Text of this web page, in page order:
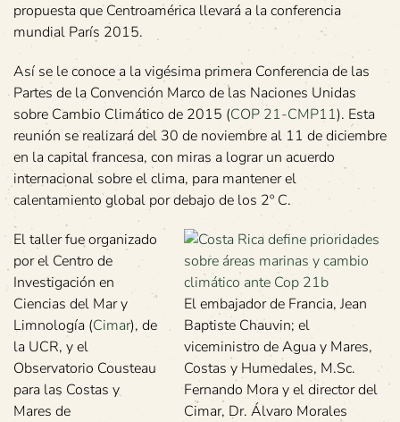
propuesta que Centroamérica llevará a la conferencia
mundial París 2015.
Así se le conoce a la vigésima primera Conferencia de las
Partes de la Convención Marco de las Naciones Unidas
sobre Cambio Climático de 2015 (COP 21-CMP11). Esta
reunión se realizará del 30 de noviembre al 11 de diciembre
en la capital francesa, con miras a lograr un acuerdo
internacional sobre el clima, para mantener el
calentamiento global por debajo de los 2º C.
El embajador de Francia, Jean
Baptiste Chauvin; el
viceministro de Agua y Mares,
Costas y Humedales, M.Sc.
Fernando Mora y el director del
Cimar, Dr. Álvaro Morales
El taller fue organizado
por el Centro de
Investigación en
Ciencias del Mar y
Limnología (Cimar), de
la UCR, y el
Observatorio Cousteau
para las Costas y
Mares de